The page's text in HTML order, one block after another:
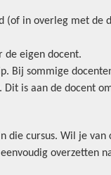
(of in overleg met de
de eigen docent.
Bij sommige
is aan de docent
cursus. Wil je van
overzetten